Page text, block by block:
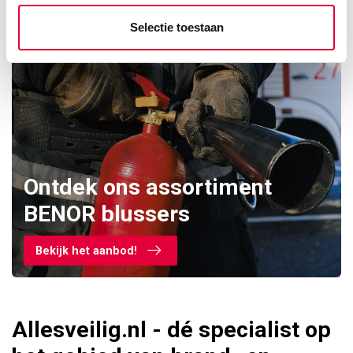
Selectie toestaan
Ontdek ons assortiment
BENOR blussers
Bekijk het aanbod!
Allesveilig.nl - dé specialist op